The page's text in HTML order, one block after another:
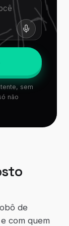
sem
não
de
com quem